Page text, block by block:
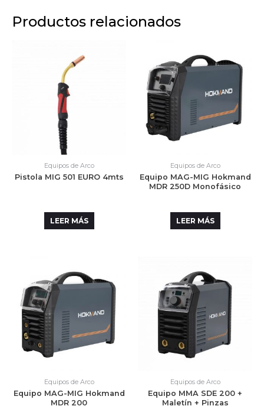
Productos relacionados
Equipos de Arco
Pistola MIG 501 EURO 4mts
LEER MÁS
Equipos de Arco
Equipo MAG-MIG Hokmand
MDR 250D Monofásico
LEER MÁS
Equipos de Arco
Equipo MAG-MIG Hokmand
MDR 200
Equipos de Arco
Equipo MMA SDE 200 +
Maletín + Pinzas